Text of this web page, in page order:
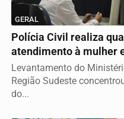
GERAL
Polícia Civil realiza
atendimento à mulher
Levantamento do
Região Sudeste
do...